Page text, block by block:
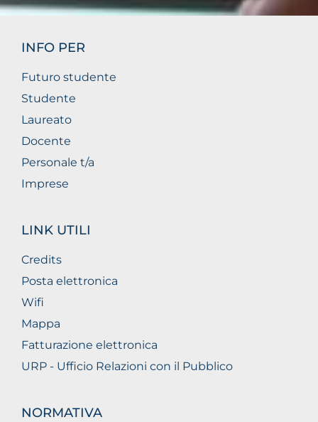
INFO PER
Futuro studente
Studente
Laureato
Docente
Personale t/a
Imprese
LINK UTILI
Credits
Posta elettronica
Wifi
Mappa
Fatturazione elettronica
URP - Ufficio Relazioni con il Pubblico
NORMATIVA